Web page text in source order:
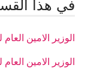
في هذا
الوزير الامين
الوزير الامين